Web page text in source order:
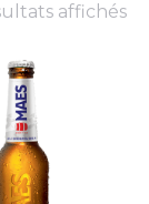
affichés